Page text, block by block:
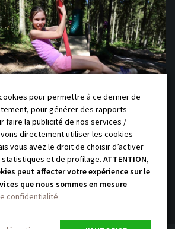
2018 Site réalisé
Mentions légales/Politique de confidentialité
pour permettre à ce dernier de
pour générer des rapports
faire la publicité de nos services /
directement utiliser les cookies
vous avez le droit de choisir d’activer
statistiques et de profilage.ATTENTION,
peut affecter votre expérience sur le
que nous sommes en mesure
confidentialité